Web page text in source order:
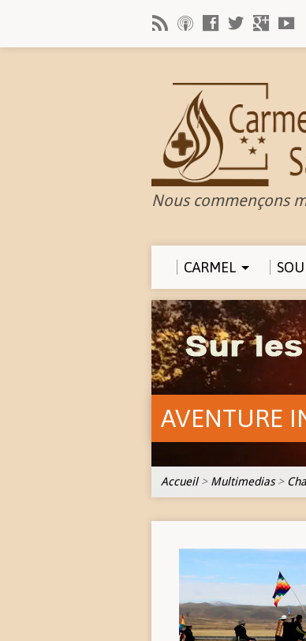
Nous commençons
CARMEL
AVENTURE
Accueil> Multimedias>